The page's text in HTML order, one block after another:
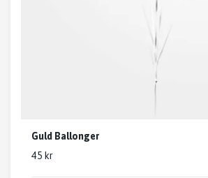
Guld Ballonger
45 kr